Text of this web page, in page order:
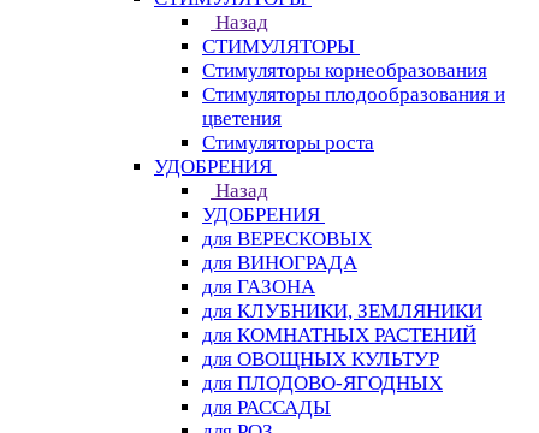
Назад
СТИМУЛЯТОРЫ
Стимуляторы корнеобразования
Стимуляторы плодообразования и
цветения
Стимуляторы роста
УДОБРЕНИЯ
Назад
УДОБРЕНИЯ
для ВЕРЕСКОВЫХ
для ВИНОГРАДА
для ГАЗОНА
для КЛУБНИКИ, ЗЕМЛЯНИКИ
для КОМНАТНЫХ РАСТЕНИЙ
для ОВОЩНЫХ КУЛЬТУР
для ПЛОДОВО-ЯГОДНЫХ
для РАССАДЫ